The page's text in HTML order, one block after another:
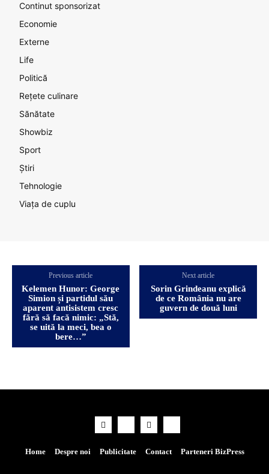
Continut sponsorizat
Economie
Externe
Life
Politică
Rețete culinare
Sănătate
Showbiz
Sport
Știri
Tehnologie
Viața de cuplu
Previous article
Kelemen Hunor: George
Simion și partidul său
aparent antisistem cresc
fără să facă nimic: „Stă,
se uită la meci, bea o
bere…”
Next article
Sorin Grindeanu explică
de ce România nu are
guvern de două luni
Home Despre noi Publicitate Contact Parteneri BizPress